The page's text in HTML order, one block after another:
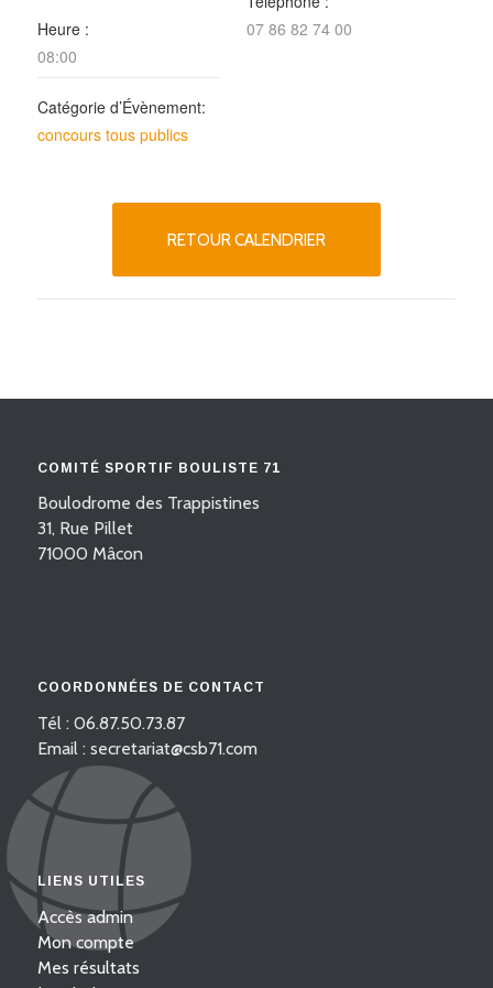
Heure :
08:00
Catégorie d’Évènement:
concours tous publics
07 86 82 74 00
RETOUR CALENDRIER
COMITÉ SPORTIF BOULISTE 71
Boulodrome des Trappistines
31, Rue Pillet
71000 Mâcon
COORDONNÉES DE CONTACT
Tél : 06.87.50.73.87
Email : secretariat@csb71.com
LIENS UTILES
Accès admin
Mon compte
Mes résultats